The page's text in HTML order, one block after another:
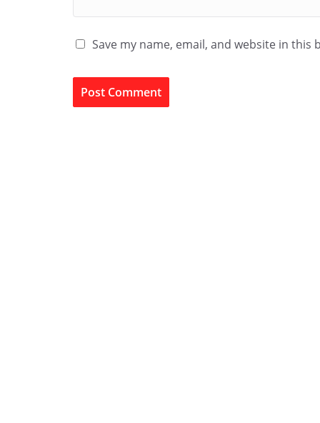
Save my name, email, and website in